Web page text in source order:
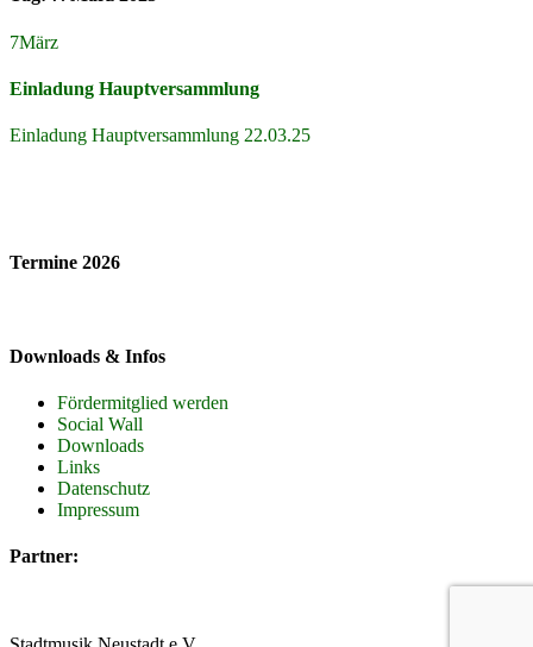
7März
Einladung Hauptversammlung
Einladung Hauptversammlung 22.03.25
Termine 2026
Downloads & Infos
Fördermitglied werden
Social Wall
Downloads
Links
Datenschutz
Impressum
Partner: